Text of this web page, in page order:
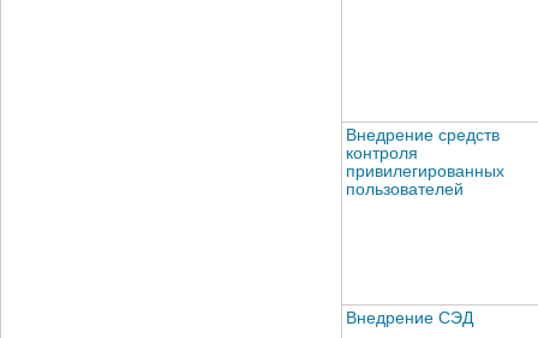
Внедрение средств
контроля
привилегированных
пользователей
Внедрение СЭД